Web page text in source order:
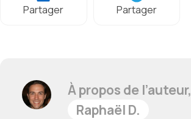
Partager Partager
À propos de l’auteur,
Raphaël D.